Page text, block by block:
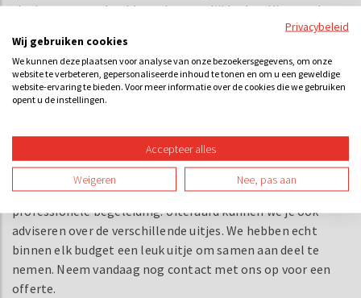
slechts een voorbeeld van de mogelijkheden. Uiteraard
kunnen we ook alleen een leuk uitje organiseren vanaf 3
personen.
Vraag direct een offerte aan voor
activiteiten Den Bosch
Zien jullie al een paar leuke activiteiten Den Bosch op de
website staan? Vraag vandaag nog een offerte aan en wij
gaan voor jullie aan de slag. Binnen 24 uur ontvang je een
offerte voor een leuk uitje Den Bosch inclusief
professionele begeleiding. Uiteraard kunnen we je ook
adviseren over de verschillende uitjes. We hebben echt
binnen elk budget een leuk uitje om samen aan deel te
nemen. Neem vandaag nog contact met ons op voor een
offerte.
Privacybeleid
Wij gebruiken cookies
We kunnen deze plaatsen voor analyse van onze bezoekersgegevens, om onze
website te verbeteren, gepersonaliseerde inhoud te tonen en om u een geweldige
website-ervaring te bieden. Voor meer informatie over de cookies die we gebruiken
opent u de instellingen.
Accepteer alles
Weigeren Nee, pas aan